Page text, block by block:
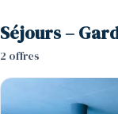
Séjours –
2 offres